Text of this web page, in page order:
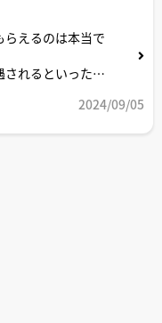
えるのは本当で
されるといった情
2024/09/05